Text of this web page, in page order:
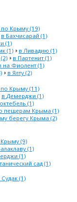
по Крыму (19)
в Бахчисарай (1)
(1)
(1)
в Ливадию (1)
в Партенит (1)
на Фиолент (1)
в Ялту (2)
по Крыму (11)
в Демерджи (1)
(1)
пещерам Крыма (1)
берегу Крыма (2)
Крыму (9)
(1)
(1)
сад (1)
Судак (1)